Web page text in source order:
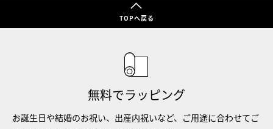
TOPへ戻る
無料でラッピング
お誕生日や結婚のお祝い、出産内祝いなど、ご用途に合わせてご